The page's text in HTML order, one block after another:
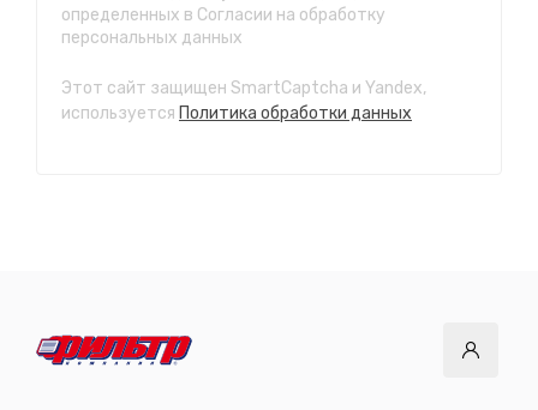
ул. Рабочего штаба, 96
с 7.00 до 21.30, без выходных
СТО "Ново-Ленино"
ул. Розы Люксембург, 97
с 8.00 до 22.30, без выходных
определенных в Согласии на обработку
персональных данных
Этот сайт защищен SmartCaptcha и Yandex,
используется Политика обработки данных